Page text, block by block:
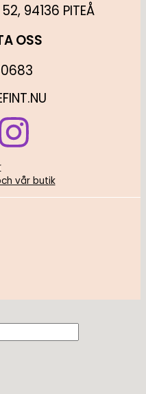
94136 PITEÅ
OSS
vår butik